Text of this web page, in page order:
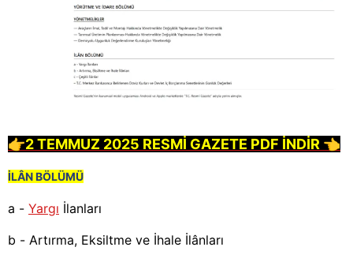
👉2 TEMMUZ 2025 RESMİ GAZETE PDF İNDİR 👈
İLÂN BÖLÜMÜ
a - Yargı İlanları
b - Artırma, Eksiltme ve İhale İlânları